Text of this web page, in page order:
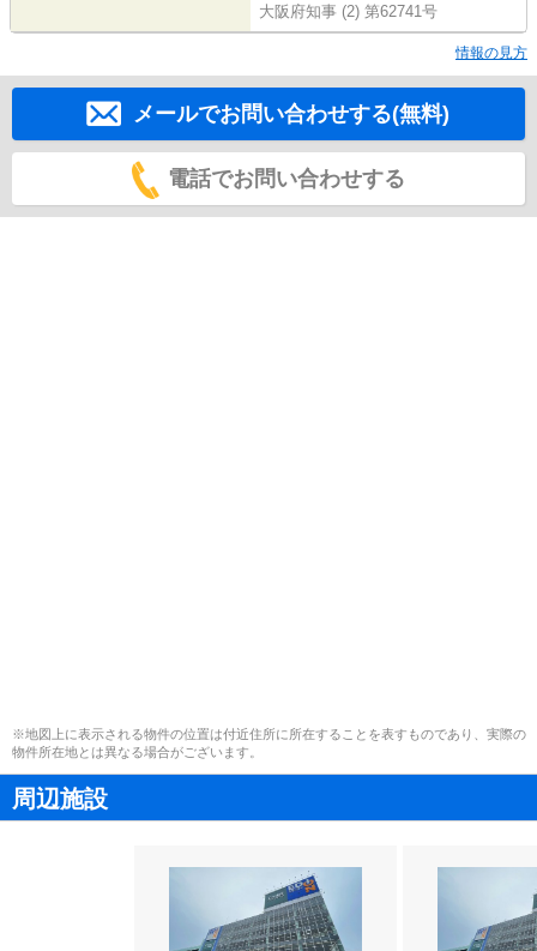
大阪府知事 (2) 第62741号
情報の見方
メールでお問い合わせする(無料)
電話でお問い合わせする
※地図上に表示される物件の位置は付近住所に所在することを表すものであり、実際の
物件所在地とは異なる場合がございます。
周辺施設